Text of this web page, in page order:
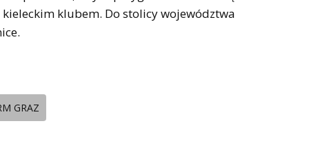
klubem. Do stolicy województwa
GRAZ